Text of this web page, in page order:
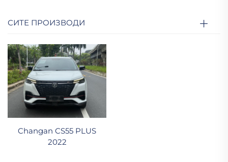
СИТЕ ПРОИЗВОДИ
Changan CS55 PLUS
2022